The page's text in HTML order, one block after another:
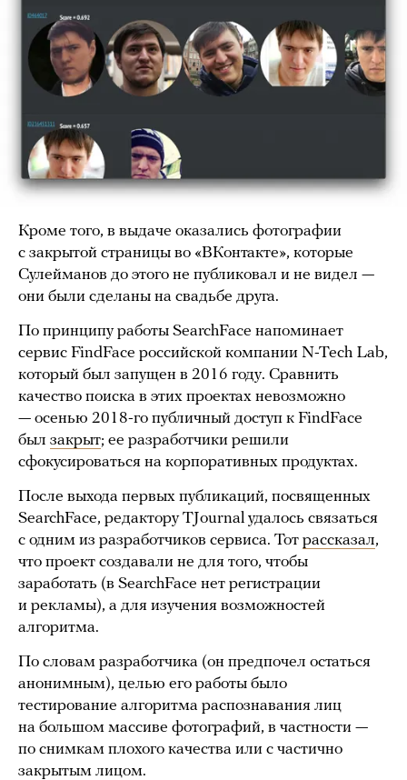
Кроме того, в выдаче оказались фотографии
с закрытой страницы во «ВКонтакте», которые
Сулейманов до этого не публиковал и не видел —
они были сделаны на свадьбе друга.
По принципу работы SearchFace напоминает
сервис FindFace российской компании N-Tech Lab,
который был запущен в 2016 году. Сравнить
качество поиска в этих проектах невозможно
— осенью 2018-го публичный доступ к FindFace
был закрыт; ее разработчики решили
сфокусироваться на корпоративных продуктах.
После выхода первых публикаций, посвященных
SearchFace, редактору TJournal удалось связаться
с одним из разработчиков сервиса. Тот рассказал,
что проект создавали не для того, чтобы
заработать (в SearchFace нет регистрации
и рекламы), а для изучения возможностей
алгоритма.
По словам разработчика (он предпочел остаться
анонимным), целью его работы было
тестирование алгоритма распознавания лиц
на большом массиве фотографий, в частности —
по снимкам плохого качества или с частично
закрытым лицом.